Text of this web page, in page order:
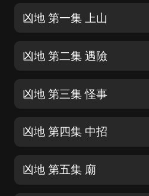
凶地 第一集 上山
凶地 第二集 遇險
凶地 第三集 怪事
凶地 第四集 中招
凶地 第五集 廟